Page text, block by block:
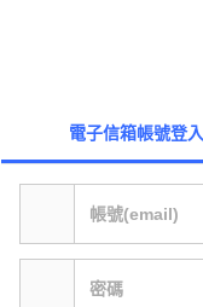
電子信箱帳號登入